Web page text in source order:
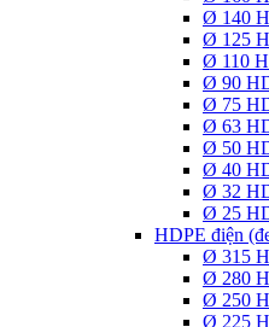
Ø 140
Ø 125
Ø 110
Ø 90
Ø 75
Ø 63
Ø 50
Ø 40
Ø 32
Ø 25
HDPE điện
Ø 315
Ø 280
Ø 250
Ø 225